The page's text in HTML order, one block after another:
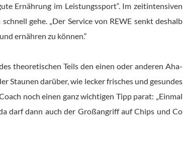
Ernährung im Leistungssport“. Im zeitintensiven
gehe. „Der Service von REWE senkt deshalb
ernähren zu können.“
theoretischen Teils den einen oder anderen Aha-
Staunen darüber, wie lecker frisches und gesundes
noch einen ganz wichtigen Tipp parat: „Einmal
darf dann auch der Großangriff auf Chips und Co